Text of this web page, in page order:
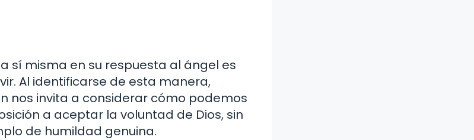
sí misma en su respuesta al ángel es
Al identificarse de esta manera,
nos invita a considerar cómo podemos
a aceptar la voluntad de Dios, sin
de humildad genuina.